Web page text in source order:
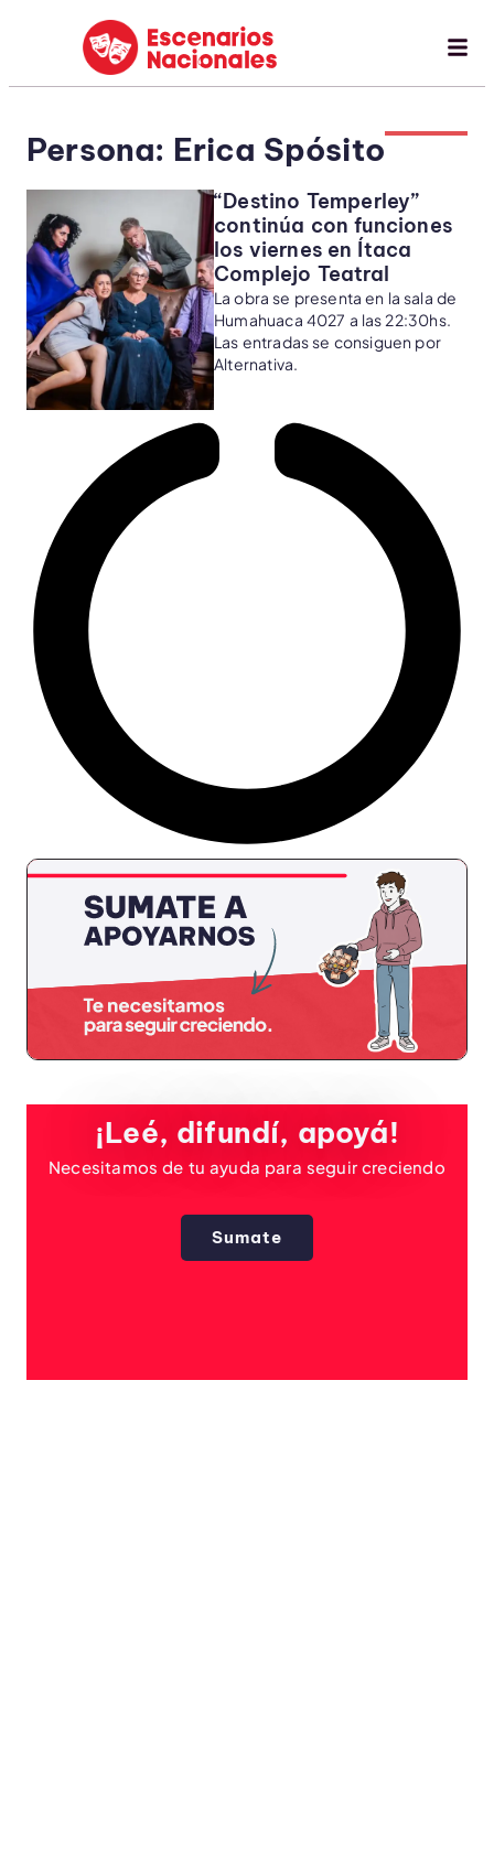
Persona: Erica Spósito
“Destino Temperley”
continúa con funciones
los viernes en Ítaca
Complejo Teatral
La obra se presenta en la sala de
Humahuaca 4027 a las 22:30hs.
Las entradas se consiguen por
Alternativa.
¡Leé, difundí, apoyá!
Necesitamos de tu ayuda para seguir creciendo
Sumate